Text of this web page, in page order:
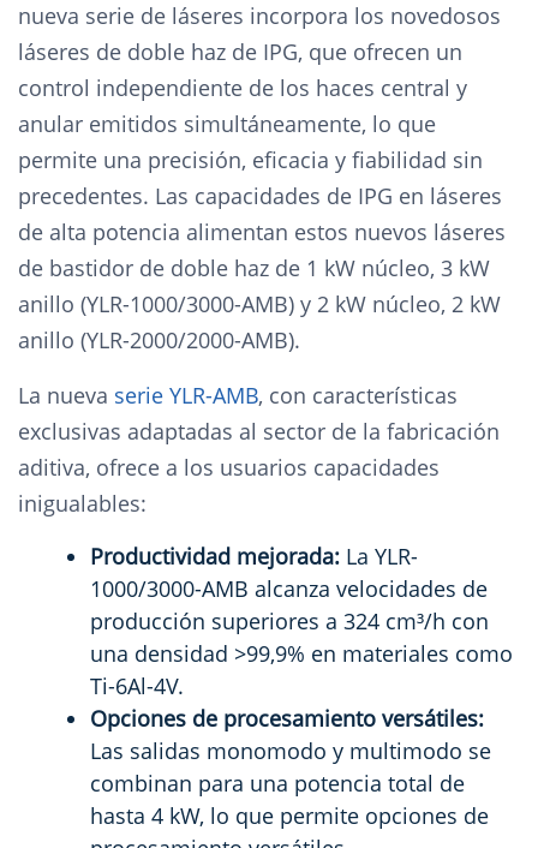
nueva serie de láseres incorpora los novedosos
láseres de doble haz de IPG, que ofrecen un
control independiente de los haces central y
anular emitidos simultáneamente, lo que
permite una precisión, eficacia y fiabilidad sin
precedentes. Las capacidades de IPG en láseres
de alta potencia alimentan estos nuevos láseres
de bastidor de doble haz de 1 kW núcleo, 3 kW
anillo (YLR-1000/3000-AMB) y 2 kW núcleo, 2 kW
anillo (YLR-2000/2000-AMB).
La nueva serie YLR-AMB, con características
exclusivas adaptadas al sector de la fabricación
aditiva, ofrece a los usuarios capacidades
inigualables:
Productividad mejorada: La YLR-
1000/3000-AMB alcanza velocidades de
producción superiores a 324 cm³/h con
una densidad >99,9% en materiales como
Ti-6Al-4V.
Opciones de procesamiento versátiles:
Las salidas monomodo y multimodo se
combinan para una potencia total de
hasta 4 kW, lo que permite opciones de